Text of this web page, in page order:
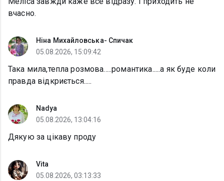
вчасно.
Ніна Михайловська- Спичак
05.08.2026, 15:09:42
Така мила,тепла розмова.....романтика.....а як буде коли
правда відкриється.....
Nadya
05.08.2026, 13:04:16
Дякую за цікаву проду
Vita
05.08.2026, 03:13:33